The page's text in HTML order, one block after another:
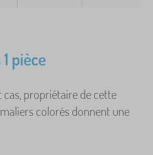
pièce
cas, propriétaire de cette
colorés donnent une